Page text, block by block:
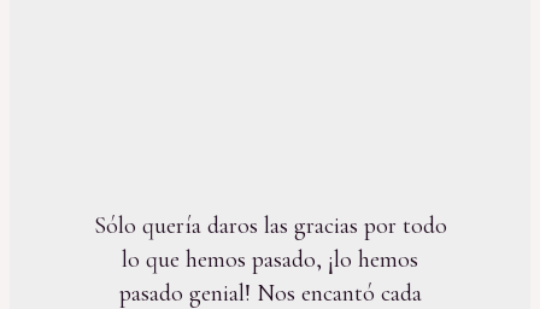
Sólo quería daros las gracias por todo
lo que hemos pasado, ¡lo hemos
pasado genial! Nos encantó cada